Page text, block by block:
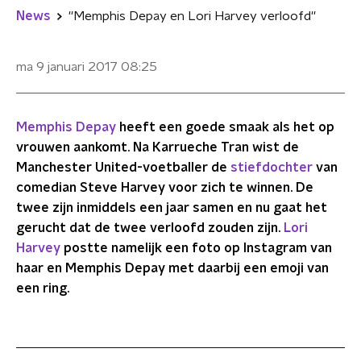
News ''Memphis Depay en Lori Harvey verloofd''
ma 9 januari 2017 08:25
Memphis Depay heeft een goede smaak als het op
vrouwen aankomt. Na Karrueche Tran wist de
Manchester United-voetballer de stiefdochter van
comedian Steve Harvey voor zich te winnen. De
twee zijn inmiddels een jaar samen en nu gaat het
gerucht dat de twee verloofd zouden zijn. Lori
Harvey postte namelijk een foto op Instagram van
haar en Memphis Depay met daarbij een emoji van
een ring.